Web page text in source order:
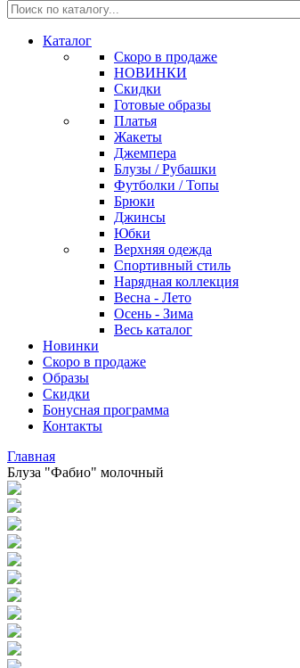
Каталог
Скоро в продаже
НОВИНКИ
Скидки
Готовые образы
Платья
Жакеты
Джемпера
Блузы / Рубашки
Футболки / Топы
Брюки
Джинсы
Юбки
Верхняя одежда
Спортивный стиль
Нарядная коллекция
Весна - Лето
Осень - Зима
Весь каталог
Новинки
Скоро в продаже
Образы
Скидки
Бонусная программа
Контакты
Главная
Блуза "Фабио" молочный